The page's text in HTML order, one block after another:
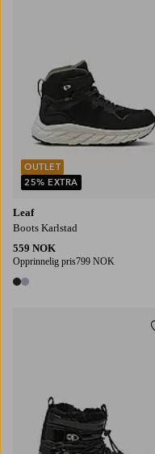
Leaf
Boots Karlstad
559 NOK
Opprinnelig pris799 NOK
2 farger
OUTLET
25% EXTRA